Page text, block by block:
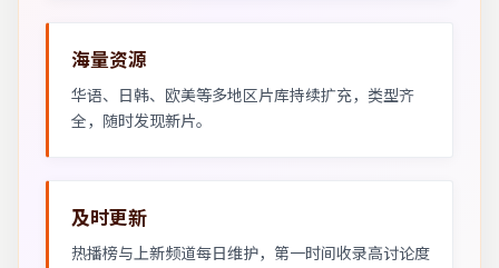
海量资源
华语、日韩、欧美等多地区片库持续扩充，类型齐
全，随时发现新片。
及时更新
热播榜与上新频道每日维护，第一时间收录高讨论度